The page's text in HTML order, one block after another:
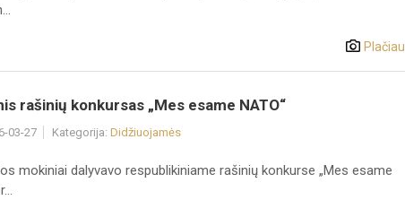
Plačiau
rašinių konkursas „Mes esame NATO“
03-27 Kategorija: Didžiuojamės
mokiniai dalyvavo respublikiniame rašinių konkurse „Mes esame